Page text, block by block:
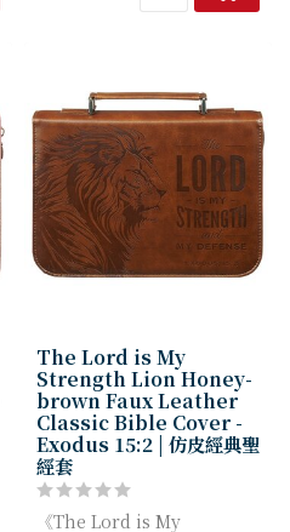
The Lord is My
Strength Lion Honey-
brown Faux Leather
Classic Bible Cover -
Exodus 15:2 | 仿皮經典聖
經套
《The Lord is My